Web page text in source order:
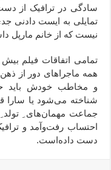
سادگی در ترافیک از
تمایلی به ایست دادنی
نیست که از خانم مارپل
تمامی اتفاقات فیلم
همه ماجراهای دور از
و مخاطب خودش باید
شناخته می‌شود یا سارا
جماعت مهمان‌های ِ تولد
احتساب رفت‌وآمد و
دست داده‌است.